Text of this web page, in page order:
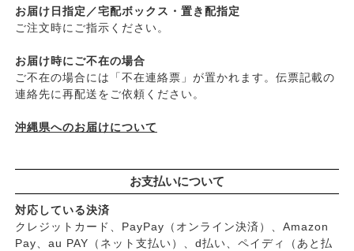
├シミ・くすみ
├エイジングケア
└お悩み・目的別ヘアケア
├頭皮のフケ・かゆみ・臭い
└ダメージ
└竹おやじ末廣さんの竹炭ミネラル
お届け日指定／宅配ボックス・置き配指定
ご注文時にご指示ください。
お届け時にご不在の場合
ご不在の場合には「不在連絡票」が置かれます。伝票記載の
連絡先に再配送をご依頼ください。
沖縄県へのお届けについて
お支払いについて
対応している決済
クレジットカード、PayPay（オンライン決済）、Amazon
Pay、au PAY（ネット支払い）、d払い、ペイディ（あと払